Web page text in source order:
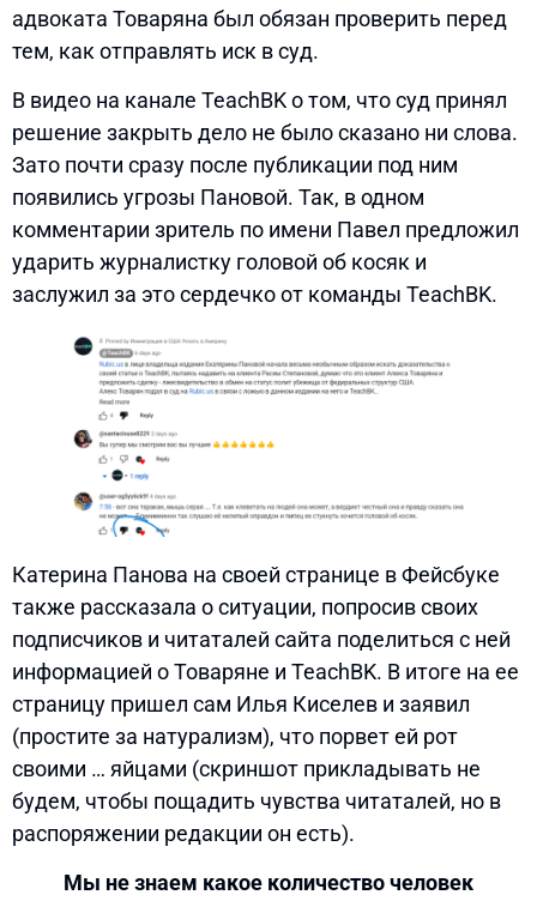
адвоката Товаряна был обязан проверить перед
тем, как отправлять иск в суд.
В видео на канале TeachBK о том, что суд принял
решение закрыть дело не было сказано ни слова.
Зато почти сразу после публикации под ним
появились угрозы Пановой. Так, в одном
комментарии зритель по имени Павел предложил
ударить журналистку головой об косяк и
заслужил за это сердечко от команды TeachBK.
Катерина Панова на своей странице в Фейсбуке
также рассказала о ситуации, попросив своих
подписчиков и читаталей сайта поделиться с ней
информацией о Товаряне и TeachBK. В итоге на ее
страницу пришел сам Илья Киселев и заявил
(простите за натурализм), что порвет ей рот
своими … яйцами (скриншот прикладывать не
будем, чтобы пощадить чувства читаталей, но в
распоряжении редакции он есть).
Мы не знаем какое количество человек